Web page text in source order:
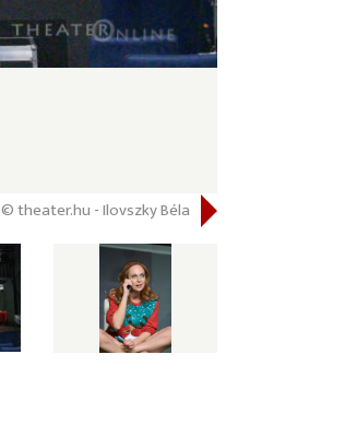
© theater.hu - Ilovszky Béla